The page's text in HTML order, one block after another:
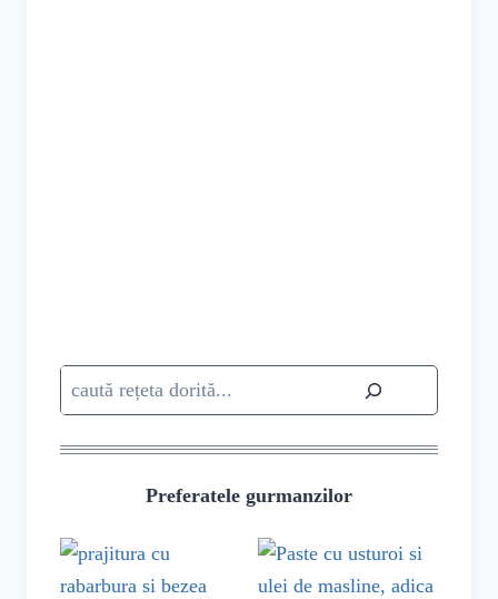
Caută
Preferatele gurmanzilor